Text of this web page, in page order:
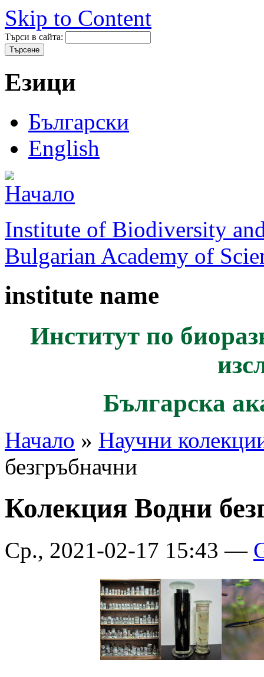
Skip to Content
Търси в сайта:
Езици
Български
English
Institute of Biodiversity
Bulgarian Academy of
institute name
Институт по
Българска
Начало » Научни
безгръбначни
Колекция Водни
Ср., 2021-02-17 15:43 —